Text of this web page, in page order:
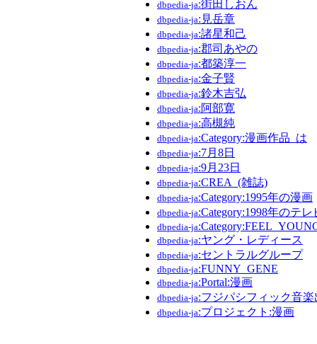
dbpedia-ja:街田しおん
dbpedia-ja:見岳章
dbpedia-ja:諸星和己
dbpedia-ja:郡司あやの
dbpedia-ja:都築淳一
dbpedia-ja:金子賢
dbpedia-ja:鈴木吉弘
dbpedia-ja:阿部寛
dbpedia-ja:高槻純
dbpedia-ja:Category:漫画作品_は
dbpedia-ja:7月8日
dbpedia-ja:9月23日
dbpedia-ja:CREA_(雑誌)
dbpedia-ja:Category:1995年の漫画
dbpedia-ja:Category:1998年のテ
dbpedia-ja
dbpedia-ja:ヤング・レディース
dbpedia-ja:セントラルグループ
dbpedia-ja:FUNNY_GENE
dbpedia-ja:Portal:漫画
dbpedia-ja:フジパシフィック音楽
dbpedia-ja:プロジェクト:漫画